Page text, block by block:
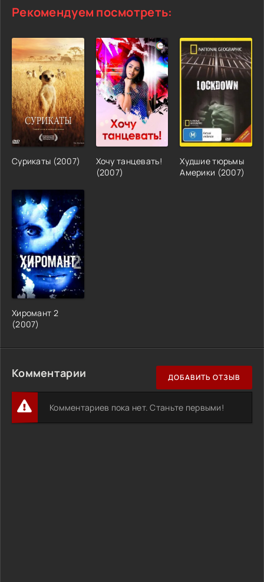
Рекомендуем посмотреть:
Сурикаты (2007)
Хочу танцевать!
(2007)
Худшие тюрьмы
Америки (2007)
Хиромант 2
(2007)
Комментарии ДОБАВИТЬ ОТЗЫВ
Комментариев пока нет. Станьте первыми!